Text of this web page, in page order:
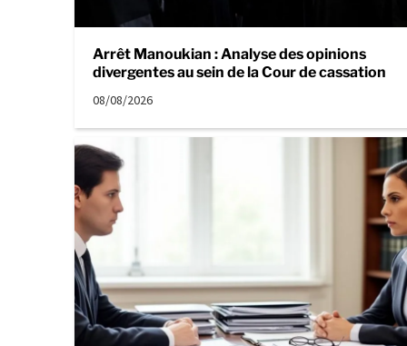
Arrêt Manoukian : Analyse des opinions
divergentes au sein de la Cour de cassation
08/08/2026